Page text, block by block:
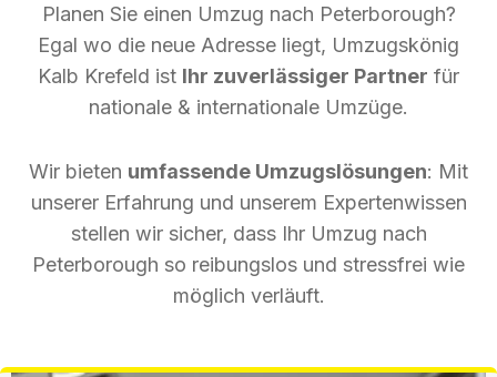
Planen Sie einen Umzug nach Peterborough?
Egal wo die neue Adresse liegt, Umzugskönig
Kalb Krefeld ist Ihr zuverlässiger Partner für
nationale & internationale Umzüge.
Wir bieten umfassende Umzugslösungen: Mit
unserer Erfahrung und unserem Expertenwissen
stellen wir sicher, dass Ihr Umzug nach
Peterborough so reibungslos und stressfrei wie
möglich verläuft.